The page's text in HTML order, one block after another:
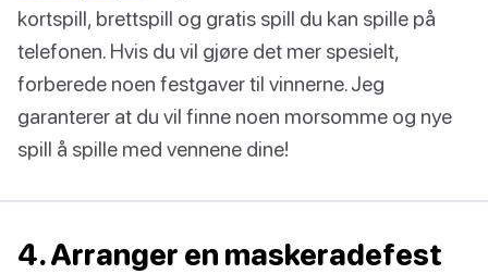
kortspill, brettspill og gratis spill du kan spille på
telefonen. Hvis du vil gjøre det mer spesielt,
forberede noen festgaver til vinnerne. Jeg
garanterer at du vil finne noen morsomme og nye
spill å spille med vennene dine!
4. Arranger en maskeradefest